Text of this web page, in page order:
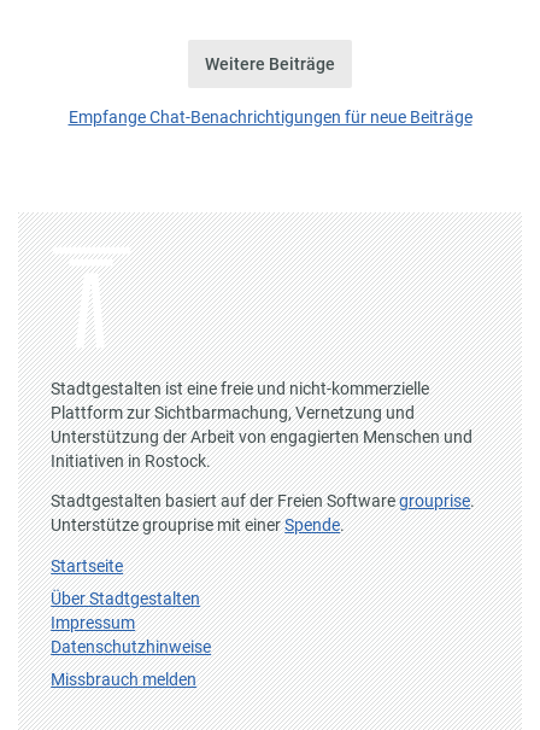
Weitere Beiträge
Empfange Chat-Benachrichtigungen für neue Beiträge
Stadtgestalten ist eine freie und nicht-kommerzielle
Plattform zur Sichtbarmachung, Vernetzung und
Unterstützung der Arbeit von engagierten Menschen und
Initiativen in Rostock.
Stadtgestalten basiert auf der Freien Softwaregrouprise.
Unterstütze grouprise mit einerSpende.
Startseite
Über Stadtgestalten
Impressum
Datenschutzhinweise
Missbrauch melden